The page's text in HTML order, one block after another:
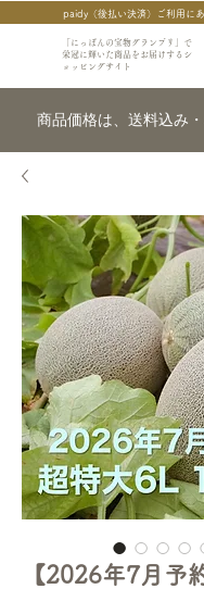
「にっぽんの宝物グランプリ」で
栄冠に輝いた商品をお届けするシ
ョッピングサイト
paidy（後払い決済）ご利用に
商品価格は、送料込み
【2026年7月予